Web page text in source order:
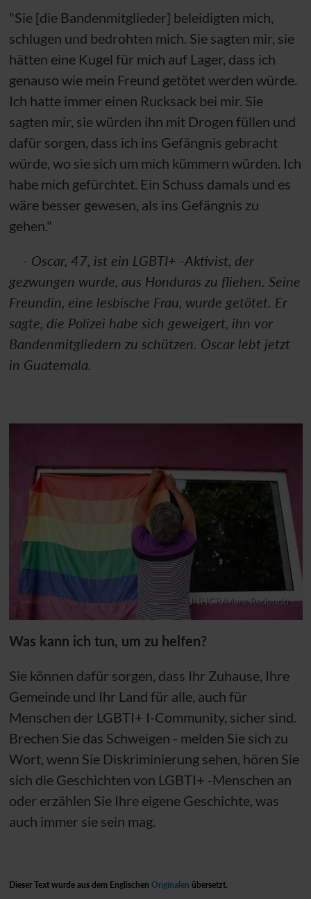
"Sie [die Bandenmitglieder] beleidigten mich,
schlugen und bedrohten mich. Sie sagten mir, sie
hätten eine Kugel für mich auf Lager, dass ich
genauso wie mein Freund getötet werden würde.
Ich hatte immer einen Rucksack bei mir. Sie
sagten mir, sie würden ihn mit Drogen füllen und
dafür sorgen, dass ich ins Gefängnis gebracht
würde, wo sie sich um mich kümmern würden. Ich
habe mich gefürchtet. Ein Schuss damals und es
wäre besser gewesen, als ins Gefängnis zu
gehen."
- Oscar, 47, ist ein LGBTI+ -Aktivist, der
gezwungen wurde, aus Honduras zu fliehen. Seine
Freundin, eine lesbische Frau, wurde getötet. Er
sagte, die Polizei habe sich geweigert, ihn vor
Bandenmitgliedern zu schützen. Oscar lebt jetzt
in Guatemala.
UNHCR/Marc Redondo
Was kann ich tun, um zu helfen?
Sie können dafür sorgen, dass Ihr Zuhause, Ihre
Gemeinde und Ihr Land für alle, auch für
Menschen der LGBTI+ I-Community, sicher sind.
Brechen Sie das Schweigen - melden Sie sich zu
Wort, wenn Sie Diskriminierung sehen, hören Sie
sich die Geschichten von LGBTI+ -Menschen an
oder erzählen Sie Ihre eigene Geschichte, was
auch immer sie sein mag.
Dieser Text wurde aus dem Englischen Originalen übersetzt.